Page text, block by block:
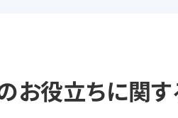
お役立ちに関す